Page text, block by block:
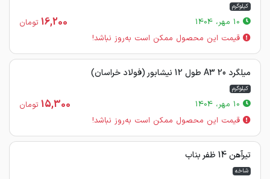
کیلوگرم
16,200 تومان
قیمت این محصول ممکن است به‌روز نباشد!
میلگرد 20 A3 طول 12 نیشابور (فولاد خراسان)
کیلوگرم
15,300 تومان
قیمت این محصول ممکن است به‌روز نباشد!
تیرآهن 14 ظفر بناب
شاخه